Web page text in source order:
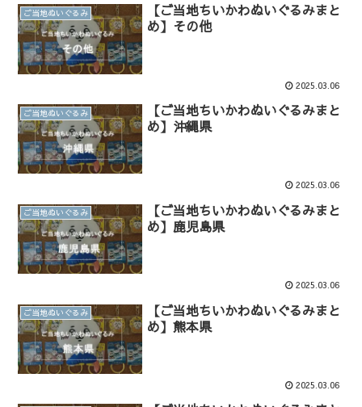
ご当地ぬいぐるみ
【ご当地ちいかわぬいぐるみまと
め】その他
2025.03.06
ご当地ぬいぐるみ
【ご当地ちいかわぬいぐるみまと
め】沖縄県
2025.03.06
ご当地ぬいぐるみ
【ご当地ちいかわぬいぐるみまと
め】鹿児島県
2025.03.06
ご当地ぬいぐるみ
【ご当地ちいかわぬいぐるみまと
め】熊本県
2025.03.06